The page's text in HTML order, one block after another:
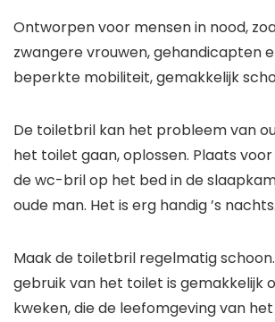
Ontworpen voor mensen in nood,
zwangere vrouwen, gehandicapten
beperkte mobiliteit, gemakkelijk
De toiletbril kan het probleem van
het toilet gaan, oplossen. Plaats
de wc-bril op het bed in de
oude man. Het is erg handig ’s nachts.
Maak de toiletbril regelmatig
gebruik van het toilet is gemakkelijk
kweken, die de leefomgeving van